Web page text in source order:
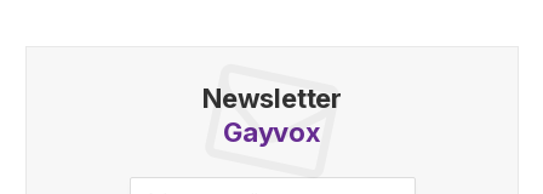
Newsletter
Gayvox